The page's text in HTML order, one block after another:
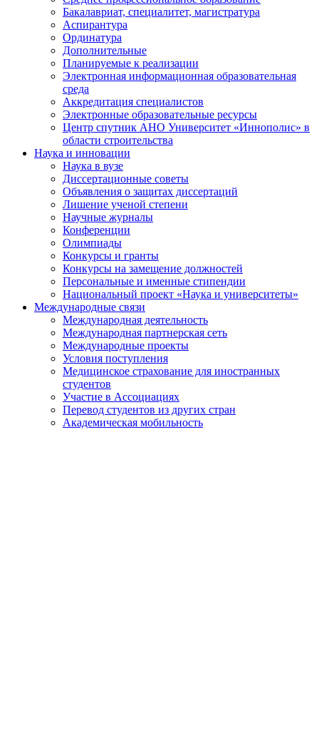
Бакалавриат, специалитет, магистратура
Аспирантура
Ординатура
Дополнительные
Планируемые к реализации
Электронная информационная образовательная
среда
Аккредитация специалистов
Электронные образовательные ресурсы
Центр спутник АНО Университет «Иннополис» в
области строительства
Наука и инновации
Наука в вузе
Диссертационные советы
Объявления о защитах диссертаций
Лишение ученой степени
Научные журналы
Конференции
Олимпиады
Конкурсы и гранты
Конкурсы на замещение должностей
Персональные и именные стипендии
Национальный проект «Наука и университеты»
Международные связи
Международная деятельность
Международная партнерская сеть
Международные проекты
Условия поступления
Медицинское страхование для иностранных
студентов
Участие в Ассоциациях
Перевод студентов из других стран
Академическая мобильность